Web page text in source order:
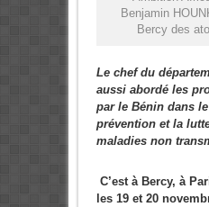
Benjamin
Bercy des
Le chef du
aussi abordé les
par le Bénin dans
prévention et la
maladies non
C’est à Bercy, à
les 19 et 20